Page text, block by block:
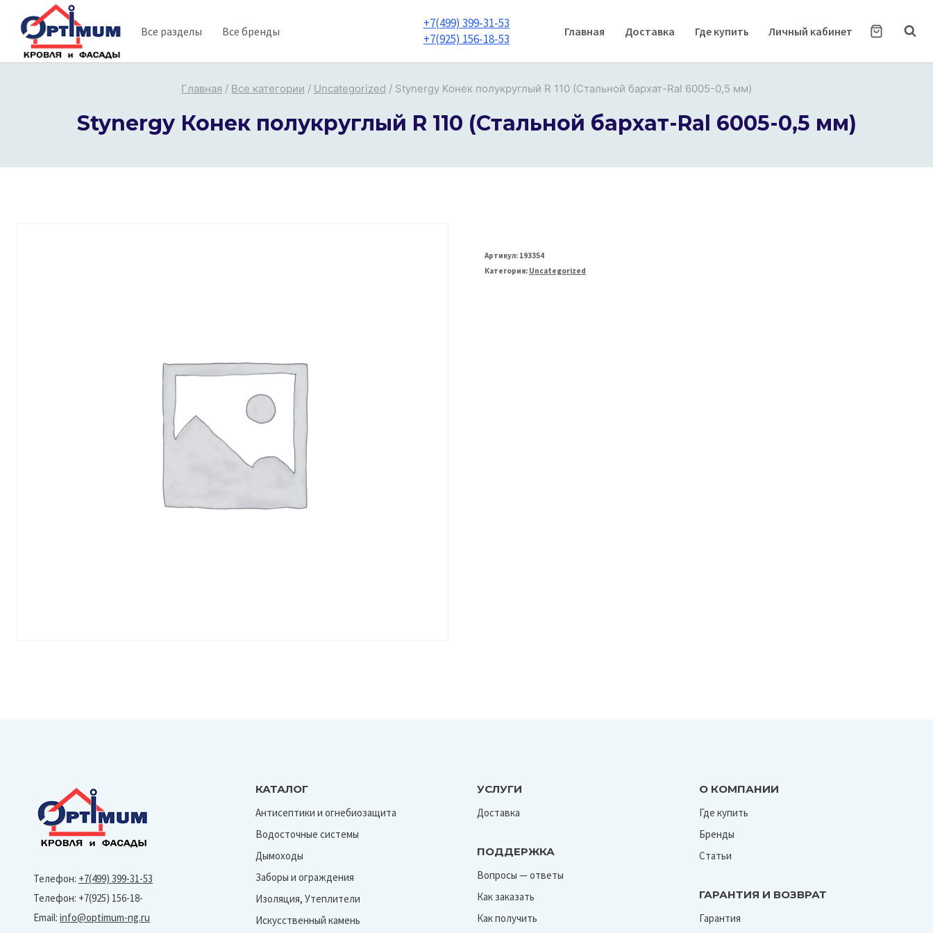
содержимому
Все разделы Все бренды
+7(499) 399-31-53
+7(925) 156-18-53
Главная Доставка Где купить Личный кабинет
Главная / Все категории / Uncategorized / Stynergy Конек полукруглый R 110 (Стальной бархат-Ral 6005-0,5 мм)
Stynergy Конек полукруглый R 110 (Стальной бархат-Ral 6005-0,5 мм)
Артикул: 193354
Категория: Uncategorized
Телефон: +7(499) 399-31-53
Телефон: +7(925) 156-18-
Email: info@optimum-ng.ru
КАТАЛОГ
Антисептики и огнебиозащита
Водосточные системы
Дымоходы
Заборы и ограждения
Изоляция, Утеплители
Искусственный камень
УСЛУГИ
Доставка
ПОДДЕРЖКА
Вопросы — ответы
Как заказать
Как получить
О КОМПАНИИ
Где купить
Бренды
Статьи
ГАРАНТИЯ И ВОЗВРАТ
Гарантия